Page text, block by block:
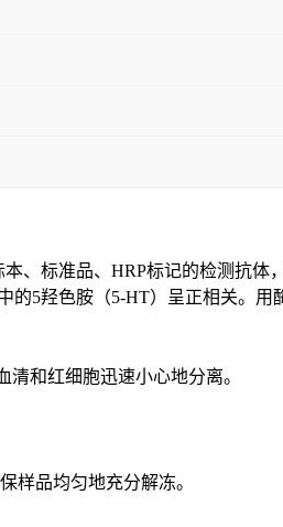
、标准品、HRP标记的检测抗体
的5羟色胺（5-HT） 呈正相关。用
和红细胞迅速小心地分离。
样品均匀地充分解冻。